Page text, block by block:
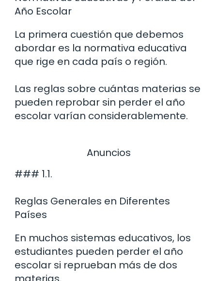
Año Escolar
La primera cuestión que debemos
abordar es la normativa educativa
que rige en cada país o región.
Las reglas sobre cuántas materias se
pueden reprobar sin perder el año
escolar varían considerablemente.
Anuncios
### 1.1.
Reglas Generales en Diferentes
Países
En muchos sistemas educativos, los
estudiantes pueden perder el año
escolar si reprueban más de dos